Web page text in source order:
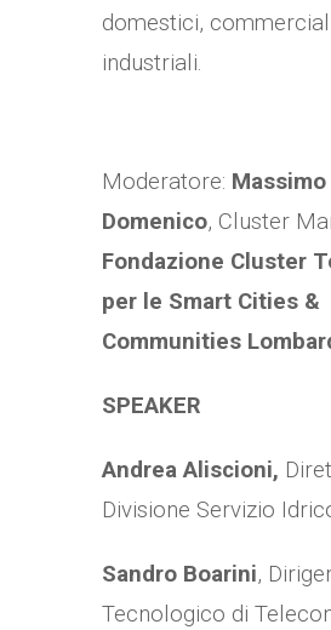
domestici,
industriali.
Moderatore: Massimo
Domenico, Cluster
Fondazione Cluster
per le Smart Cities &
Communities
SPEAKER
Andrea Aliscioni,
Divisione Servizio
Sandro Boarini,
Tecnologico di